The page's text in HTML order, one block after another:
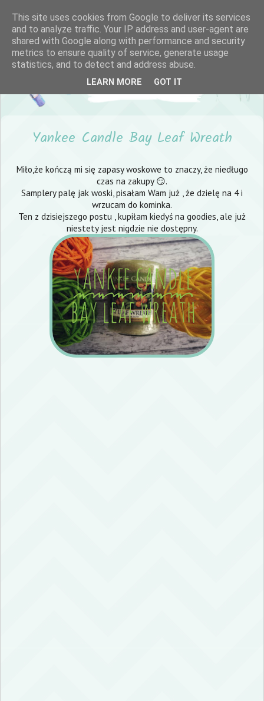
Yankee Candle Bay Leaf Wreath
Miło,że kończą mi się zapasy woskowe to znaczy, że niedługo
czas na zakupy 😏.
Samplery palę jak woski, pisałam Wam już , że dzielę na 4 i
wrzucam do kominka.
Ten z dzisiejszego postu , kupiłam kiedyś na goodies, ale już
niestety jest nigdzie nie dostępny.
This site uses cookies from Google to deliver its services
and to analyze traffic. Your IP address and user-agent are
shared with Google along with performance and security
metrics to ensure quality of service, generate usage
statistics, and to detect and address abuse.
LEARN MORE GOT IT